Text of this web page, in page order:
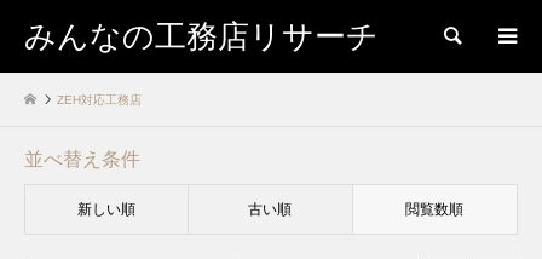
みんなの工務店リサーチ 検索
ZEH対応工務店
並べ替え条件
新しい順 古い順 閲覧数順